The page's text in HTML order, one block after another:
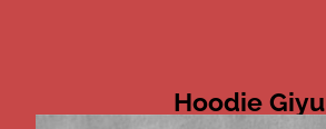
Hoodie Giyu